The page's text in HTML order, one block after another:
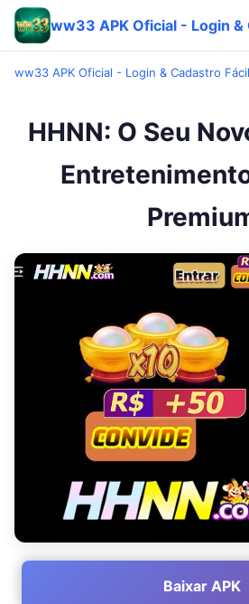
ww33 APK Oficial - Login &
ww33 APK Oficial - Login & Cadastro Fácil
HHNN: O Seu
Baixar APK